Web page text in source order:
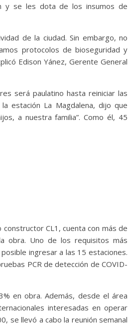
y se les dota de los insumos de
de la ciudad. Sin embargo, no
protocolos de bioseguridad y
Edison Yánez, Gerente General
será paulatino hasta reiniciar las
estación La Magdalena, dijo que
a nuestra familia”. Como él, 45
CL1, cuenta con más de
obra. Uno de los requisitos más
ingresar a las 15 estaciones.
PCR de detección de COVID-
en obra. Además, desde el área
interesadas en operar
se llevó a cabo la reunión semanal